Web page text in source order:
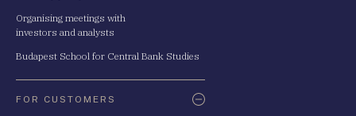
Organising meetings with
investors and analysts
Budapest School for Central Bank Studies
FOR CUSTOMERS